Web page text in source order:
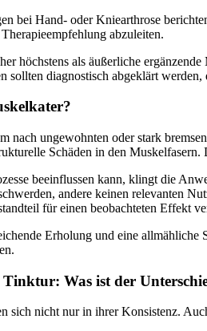
bei Hand- oder Kniearthrose
abzuleiten.
höchstens als äußerliche
sollten diagnostisch abgeklärt
nach ungewohnten oder stark
Schäden in den
beeinflussen kann, klingt die
andere keinen relevanten
für einen beobachteten Effekt
Erholung und eine
Was ist der
sich nicht nur in ihrer Konsistenz.